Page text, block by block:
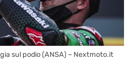
sul podio (ANSA) – Nextmoto.it